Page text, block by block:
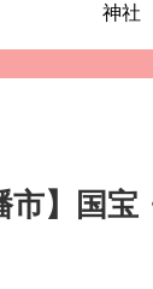
神社
市】国